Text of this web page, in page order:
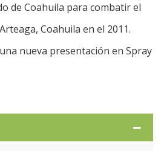
de Coahuila para combatir el
Coahuila en el 2011.
nueva presentación en Spray